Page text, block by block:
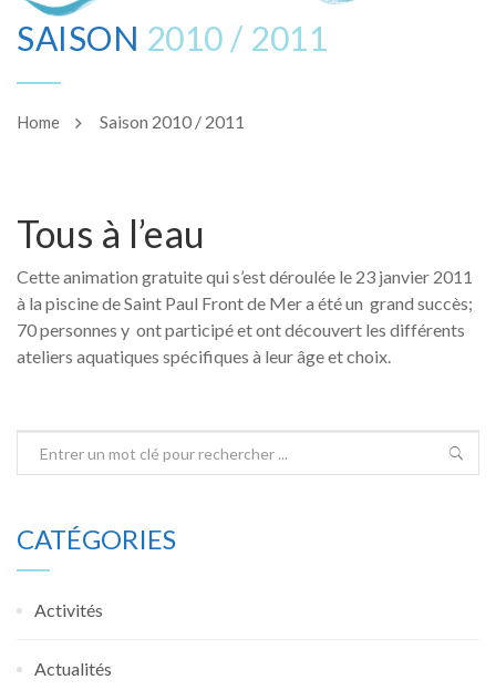
ACTIVITÉS
PLANNING
SAISON 2010 / 2011
Home Saison 2010 / 2011
Tous à l’eau
Cette animation gratuite qui s’est déroulée le 23 janvier 2011
à la piscine de Saint Paul Front de Mer a été un grand succès;
70 personnes y ont participé et ont découvert les différents
ateliers aquatiques spécifiques à leur âge et choix.
CATÉGORIES
Activités
Actualités